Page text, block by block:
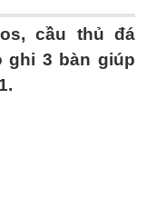
cầu thủ đá
ghi 3 bàn giúp